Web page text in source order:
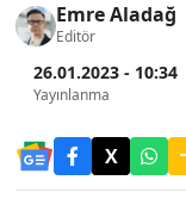
Emre Aladağ
Editör
26.01.2023 - 10:34
Yayınlanma